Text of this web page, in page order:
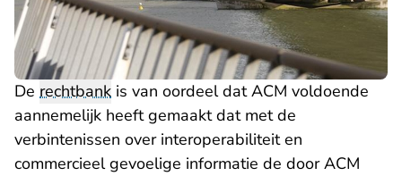
De rechtbank is van oordeel dat ACM voldoende
aannemelijk heeft gemaakt dat met de
verbintenissen over interoperabiliteit en
commercieel gevoelige informatie de door ACM